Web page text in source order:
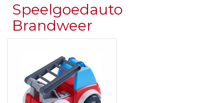
Speelgoedauto
Brandweer